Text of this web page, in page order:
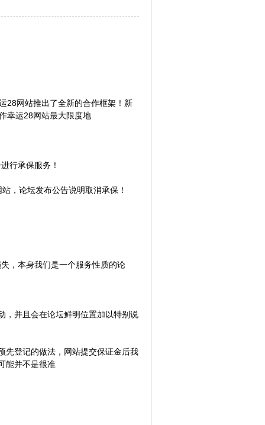
28网站推出了全新的合作框架！新
幸运28网站最大限度地
行承保服务！
，论坛发布公告说明取消承保！
，本身我们是一个服务性质的论
，并且会在论坛鲜明位置加以特别说
先登记的做法，网站提交保证金后我
能并不是很准